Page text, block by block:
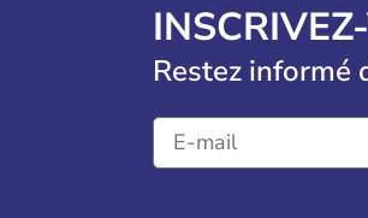
Restez informé